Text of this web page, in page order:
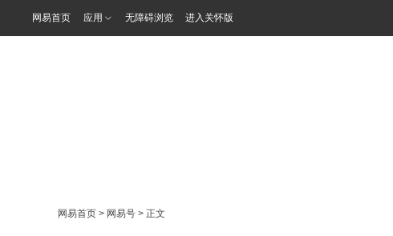
网易首页 应用 无障碍浏览 进入关怀版
网易首页 > 网易号 > 正文